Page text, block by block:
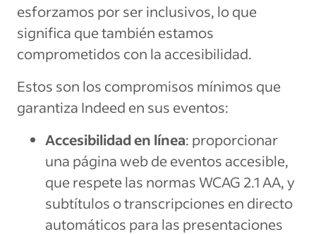
esforzamos por ser inclusivos, lo que
significa que también estamos
comprometidos con la accesibilidad.
Estos son los compromisos mínimos que
garantiza Indeed en sus eventos:
Accesibilidad en línea: proporcionar
una página web de eventos accesible,
que respete las normas WCAG 2.1 AA, y
subtítulos o transcripciones en directo
automáticos para las presentaciones